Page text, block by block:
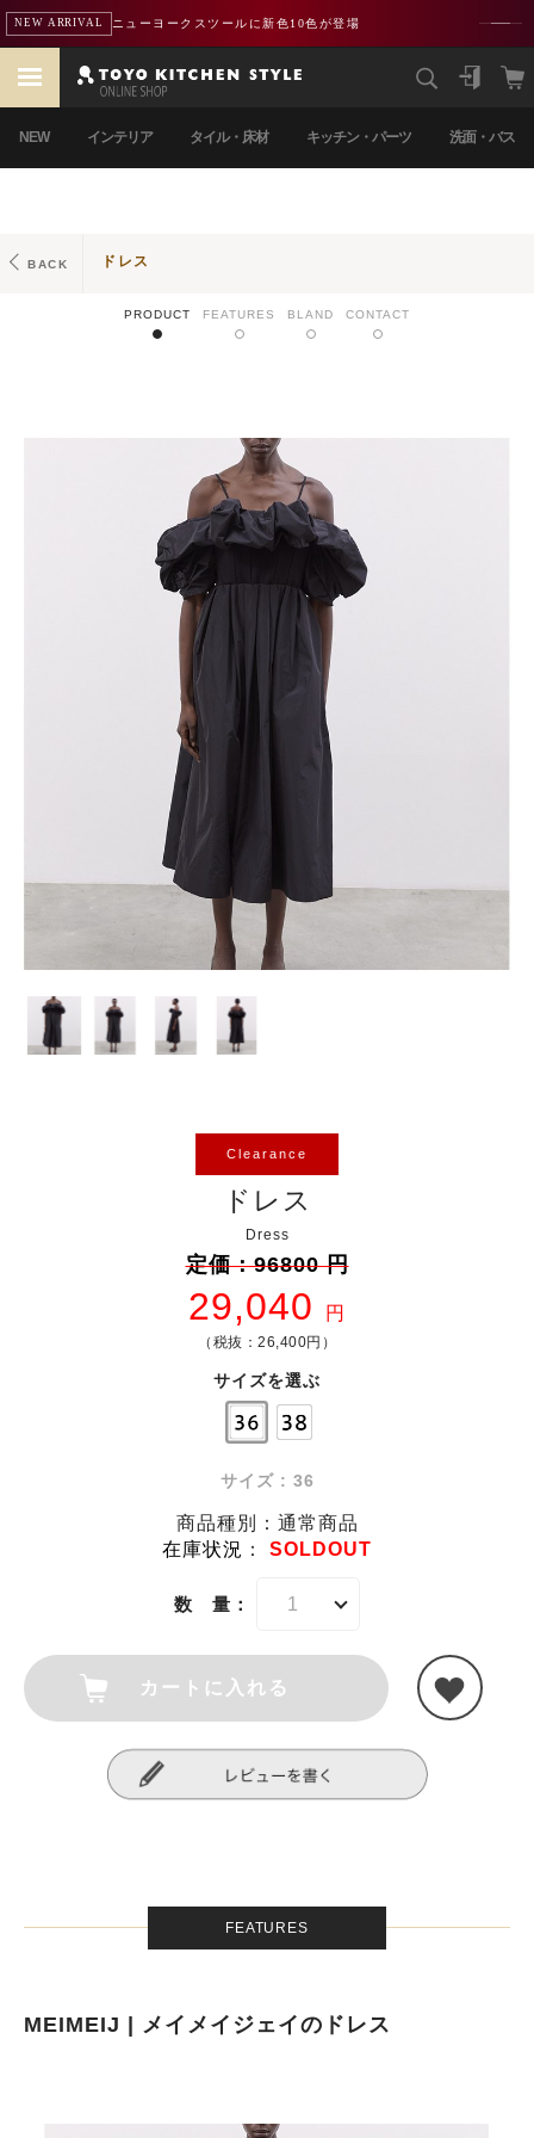
NEW ARRIVAL ニューヨークスツールに新色10色が登場
NEW インテリア タイル・床材 キッチン・パーツ 洗面・バス
BACK ドレス
PRODUCT FEATURES BLAND CONTACT
Clearance
ドレス
Dress
定価：96800 円
29,040 円
（税抜：26,400円）
サイズを選ぶ
サイズ : 36
商品種別：通常商品
在庫状況 ： SOLDOUT
数 量：
カートに入れる
FEATURES
MEIMEIJ | メイメイジェイのドレス